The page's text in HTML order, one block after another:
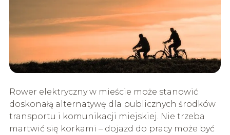
Rower elektryczny w mieście może stanowić
doskonałą alternatywę dla publicznych środków
transportu i komunikacji miejskiej. Nie trzeba
martwić się korkami – dojazd do pracy może być